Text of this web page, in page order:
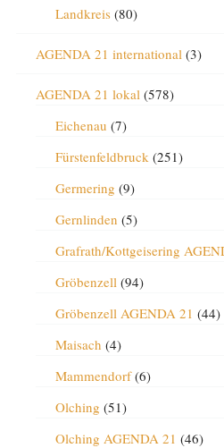
Landkreis(80)
AGENDA 21 international(3)
AGENDA 21 lokal(578)
Eichenau (7)
Fürstenfeldbruck(251)
Germering (9)
Gernlinden (5)
Grafrath/Kottgeisering
Gröbenzell(94)
Gröbenzell AGENDA 21 (44)
Maisach (4)
Mammendorf(6)
Olching (51)
Olching AGENDA 21 (46)